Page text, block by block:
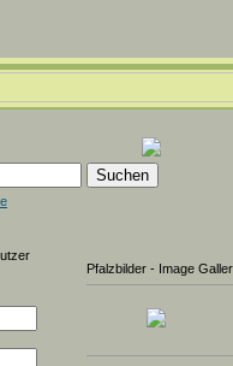
Pfalzbilder - Image